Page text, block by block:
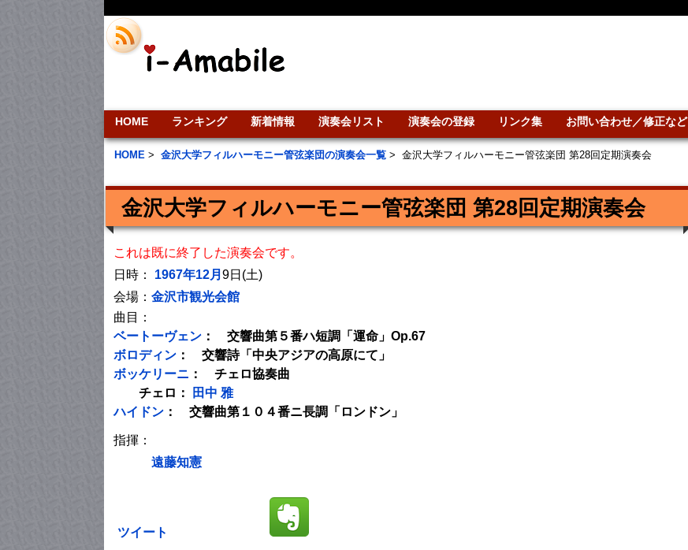
HOME ランキング 新着情報 演奏会リスト 演奏会の登録 リンク集 お問い合わせ／修正など
HOME > 金沢大学フィルハーモニー管弦楽団の演奏会一覧 > 金沢大学フィルハーモニー管弦楽団 第28回定期演奏会
金沢大学フィルハーモニー管弦楽団 第28回定期演奏会
これは既に終了した演奏会です。
日時： 1967年12月 9日(土)
会場： 金沢市観光会館
曲目：
ベートーヴェン ： 交響曲第５番ハ短調「運命」Op.67
ボロディン ： 交響詩「中央アジアの高原にて」
ボッケリーニ ： チェロ協奏曲
チェロ：
田中 雅
ハイドン ： 交響曲第１０４番ニ長調「ロンドン」
指揮：
遠藤知憲
ツイート